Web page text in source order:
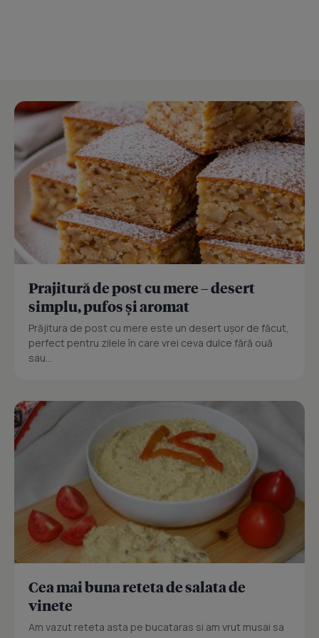
Prajitură de post cu mere – desert
simplu, pufos și aromat
Prăjitura de post cu mere este un desert ușor de făcut,
perfect pentru zilele în care vrei ceva dulce fără ouă
sau...
Cea mai buna reteta de salata de
vinete
Am vazut reteta asta pe bucataras si am vrut musai sa